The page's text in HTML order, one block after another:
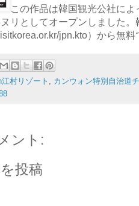
この作品は韓国観光公社に
リとしてオープンしました。
jpn.kto）から無
村リゾート
カンウォン特別自治道
ント:
投稿